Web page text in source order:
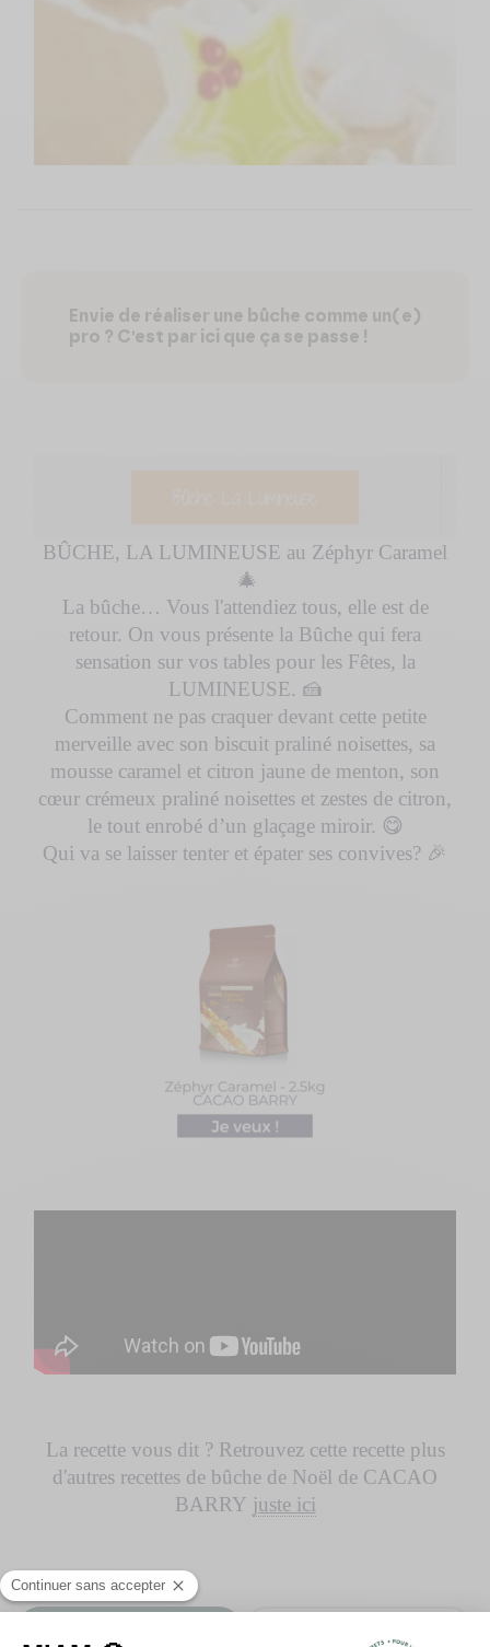
Envie de réaliser une bûche comme un(e)
pro ? C'est par ici que ça se passe !
BÛCHE, LA LUMINEUSE au Zéphyr Caramel
🎄
La bûche… Vous l'attendiez tous, elle est de
retour. On vous présente la Bûche qui fera
sensation sur vos tables pour les Fêtes, la
LUMINEUSE. 🍰
Comment ne pas craquer devant cette petite
merveille avec son biscuit praliné noisettes, sa
mousse caramel et citron jaune de menton, son
cœur crémeux praliné noisettes et zestes de citron,
le tout enrobé d’un glaçage miroir. 😋
Qui va se laisser tenter et épater ses convives? 🎉
La recette vous dit ? Retrouvez cette recette plus
d'autres recettes de bûche de Noël de CACAO
BARRY juste ici